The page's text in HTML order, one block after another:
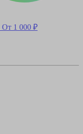
От 1 000 ₽